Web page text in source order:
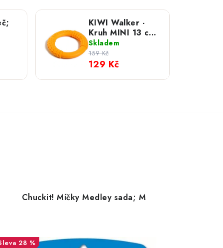
KIWI Walker -
Kruh MINI 13 cm;
Oranžová
Skladem
129 Kč
159 Kč
Chuckit! Míčky Medley sada; M
28 %